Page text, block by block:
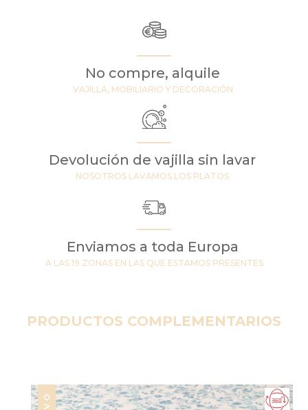
No compre, alquile
VAJILLA, MOBILIARIO Y DECORACIÓN
Devolución de vajilla sin lavar
NOSOTROS LAVAMOS LOS PLATOS
Enviamos a toda Europa
A LAS 19 ZONAS EN LAS QUE ESTAMOS PRESENTES
PRODUCTOS COMPLEMENTARIOS